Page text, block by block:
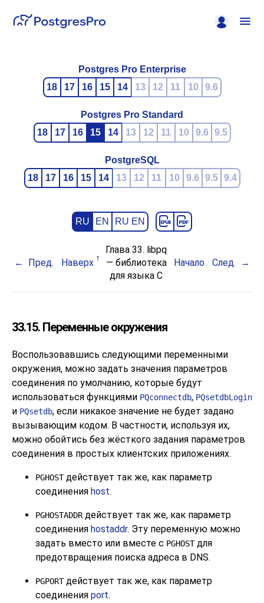
Postgres Pro Enterprise
18
17 16 15 14 13 12 11 10 9.6
Postgres Pro Standard
18
17 16 15 14 13 12 11 10 9.6 9.5
PostgreSQL
18
17 16 15 14 13 12 11 10 9.6 9.5 9.4
RU EN RU EN
Пред. Наверх
Глава 33. libpq
— библиотека
для языка C
Начало След.
33.15. Переменные окружения
Воспользовавшись следующими переменными
окружения, можно задать значения параметров
соединения по умолчанию, которые будут
использоваться функциями PQconnectdb, PQsetdbLogin
и PQsetdb, если никакое значение не будет задано
вызывающим кодом. В частности, используя их,
можно обойтись без жёсткого задания параметров
соединения в простых клиентских приложениях.
PGHOSTдействует так же, как параметр
соединения host.
PGHOSTADDRдействует так же, как параметр
соединения hostaddr. Эту переменную можно
задать вместо или вместе с PGHOSTдля
предотвращения поиска адреса в DNS.
PGPORTдействует так же, как параметр
соединения port.